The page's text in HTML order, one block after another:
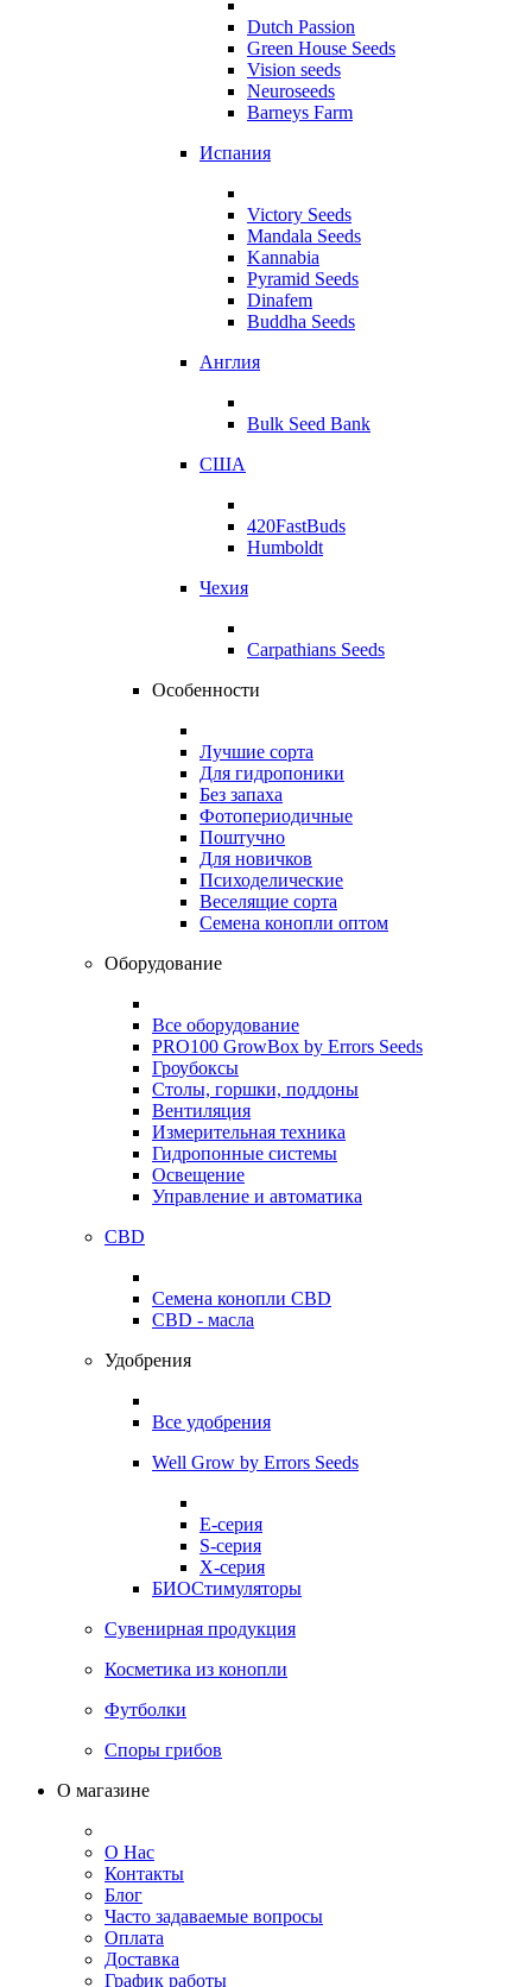
Dutch Passion
Green House Seeds
Vision seeds
Neuroseeds
Barneys Farm
Испания
Victory Seeds
Mandala Seeds
Kannabia
Pyramid Seeds
Dinafem
Buddha Seeds
Англия
Bulk Seed Bank
США
420FastBuds
Humboldt
Чехия
Carpathians Seeds
Особенности
Лучшие сорта
Для гидропоники
Без запаха
Фотопериодичные
Поштучно
Для новичков
Психоделические
Веселящие сорта
Семена конопли оптом
Оборудование
Все оборудование
PRO100 GrowBox by Errors Seeds
Гроубоксы
Столы, горшки, поддоны
Вентиляция
Измерительная техника
Гидропонные системы
Освещение
Управление и автоматика
CBD
Семена конопли CBD
CBD - масла
Удобрения
Все удобрения
Well Grow by Errors Seeds
E-серия
S-серия
X-серия
БИОСтимуляторы
Сувенирная продукция
Косметика из конопли
Футболки
Споры грибов
О магазине
О Нас
Контакты
Блог
Часто задаваемые вопросы
Оплата
Доставка
График работы